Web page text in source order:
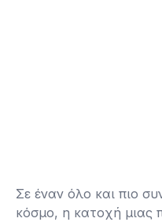
Σε έναν όλο και πιο
κόσμο, η κατοχή μιας